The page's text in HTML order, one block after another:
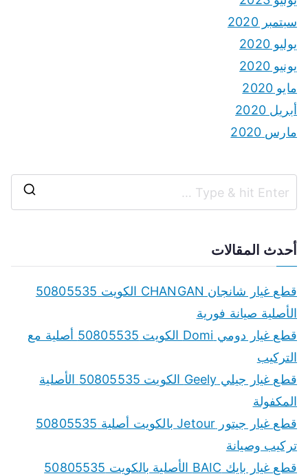
سبتمبر 2020
يوليو 2020
يونيو 2020
مايو 2020
أبريل 2020
مارس 2020
r
أحدث المقالات
قطع غيار شانجان CHANGAN الكويت 50805535
الأصلية صيانة فورية
قطع غيار دومي Domi الكويت 50805535 أصلية مع
التركيب
قطع غيار جيلي Geely الكويت 50805535 الأصلية
المكفولة
قطع غيار جيتور Jetour بالكويت أصلية 50805535
تركيب وصيانة
قطع غيار بايك BAIC الأصلية بالكويت 50805535